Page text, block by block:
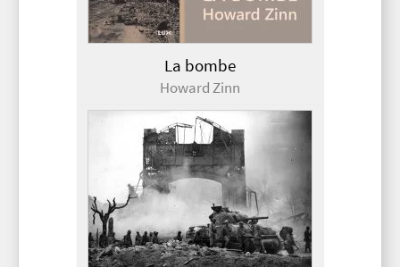
La bombe
Howard Zinn